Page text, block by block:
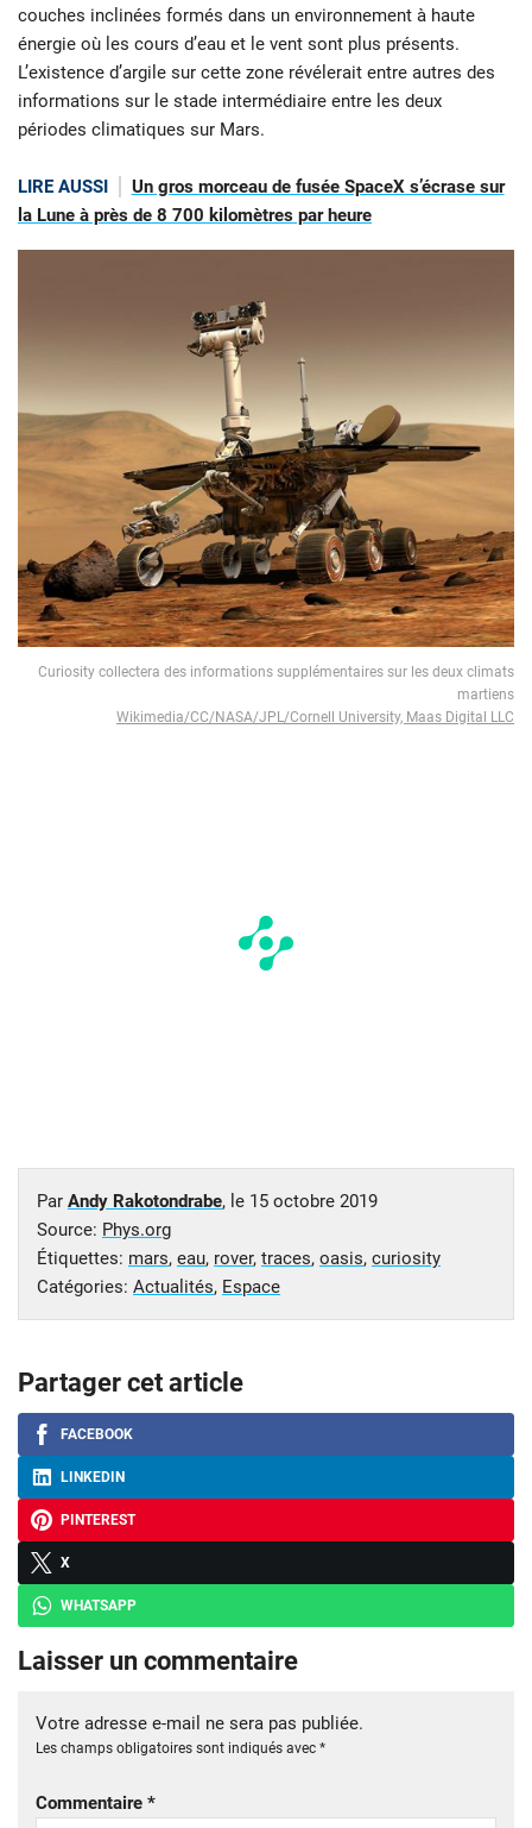
couches inclinées formés dans un environnement à haute
énergie où les cours d’eau et le vent sont plus présents.
L’existence d’argile sur cette zone révélerait entre autres des
informations sur le stade intermédiaire entre les deux
périodes climatiques sur Mars.
LIRE AUSSI
Un gros morceau de fusée SpaceX s’écrase sur
la Lune à près de 8 700 kilomètres par heure
Curiosity collectera des informations supplémentaires sur les deux climats
martiens
Wikimedia/CC/NASA/JPL/Cornell University, Maas Digital LLC
Par Andy Rakotondrabe, le 15 octobre 2019
Source: Phys.org
Étiquettes: mars, eau, rover, traces, oasis, curiosity
Catégories: Actualités, Espace
Partager cet article
FACEBOOK
LINKEDIN
PINTEREST
X
WHATSAPP
Laisser un commentaire
Votre adresse e-mail ne sera pas publiée.
Les champs obligatoires sont indiqués avec *
Commentaire *